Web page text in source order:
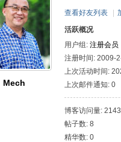
Mech
查看好友列表
活跃概况
用户组: 注册会员
注册时间: 2009-
上次活动时间:
上次邮件通知: 0
博客访问量:
帖子数: 8
精华数: 0